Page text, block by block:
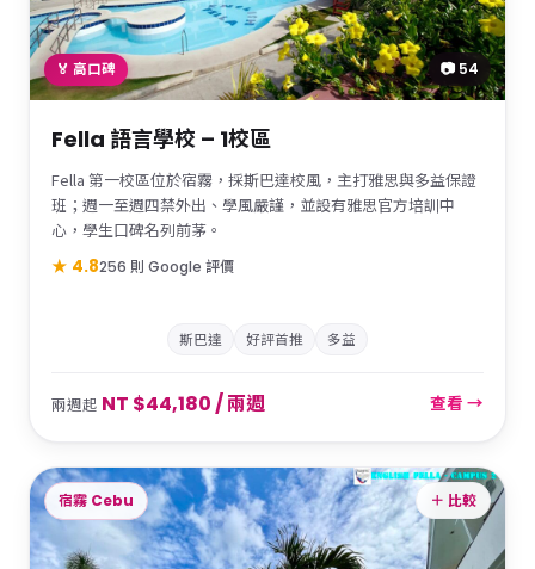
📷 54
🏅 高口碑
Fella 語言學校 – 1校區
Fella 第一校區位於宿霧，採斯巴達校風，主打雅思與多益保證
班；週一至週四禁外出、學風嚴謹，並設有雅思官方培訓中
心，學生口碑名列前茅。
★ 4.8256 則 Google 評價
斯巴達 好評首推 多益
兩週起 NT $44,180 / 兩週 查看 →
宿霧 Cebu ＋ 比較